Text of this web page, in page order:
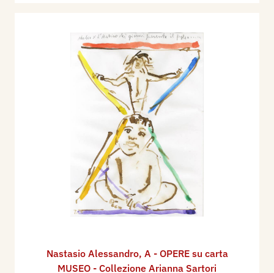
Nastasio Alessandro, A - OPERE su carta
MUSEO - Collezione Arianna Sartori